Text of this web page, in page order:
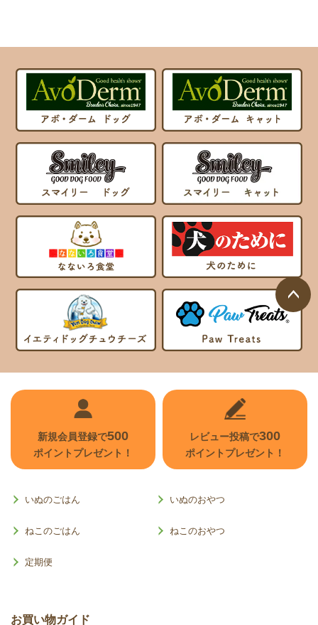
ページ
新規会員登録で500
ポイントプレゼント！
レビュー投稿で300
ポイントプレゼント！
いぬのごはん いぬのおやつ
ねこのごはん ねこのおやつ
定期便
お買い物ガイド